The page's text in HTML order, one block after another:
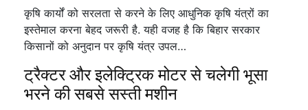
कृषि कार्यों को सरलता से करने के लिए आधुनिक कृषि यंत्रों का
इस्तेमाल करना बेहद जरूरी है. यही वजह है कि बिहार सरकार
किसानों को अनुदान पर कृषि यंत्र उपल…
ट्रैक्टर और इलेक्ट्रिक मोटर से चलेगी भूसा
भरने की सबसे सस्ती मशीन